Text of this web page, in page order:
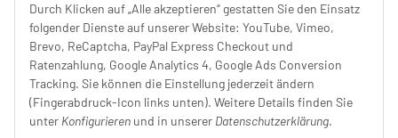
Durch Klicken auf „Alle akzeptieren“ gestatten Sie den Einsatz
folgender Dienste auf unserer Website: YouTube, Vimeo,
Brevo, ReCaptcha, PayPal Express Checkout und
Ratenzahlung, Google Analytics 4, Google Ads Conversion
Tracking. Sie können die Einstellung jederzeit ändern
(Fingerabdruck-Icon links unten). Weitere Details finden Sie
unter Konfigurieren und in unserer Datenschutzerklärung.
Freitag:
10 - 18 Uhr
Samstag:
10 - 14 Uhr
Unser Service
Rechtliches